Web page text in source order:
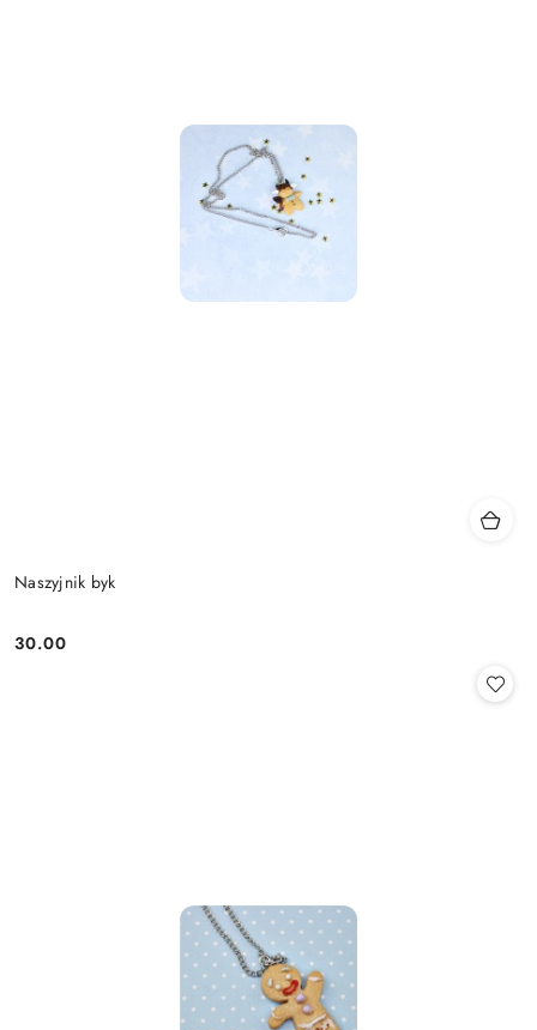
Naszyjnik byk
Cena:
30.00